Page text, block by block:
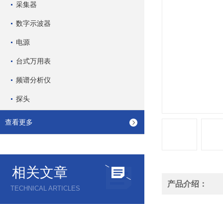
采集器
数字示波器
电源
台式万用表
频谱分析仪
探头
查看更多
相关文章
TECHNICAL ARTICLES
产品介绍：